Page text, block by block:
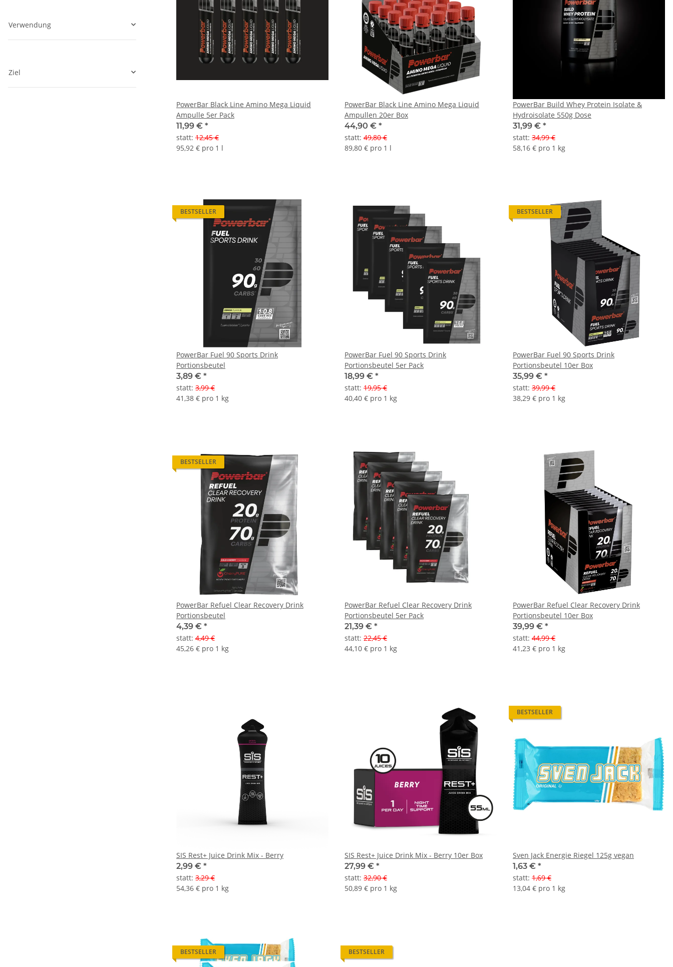
PowerBar Black Line Amino Mega Liquid
Ampulle 5er Pack
11,99 € *
statt: 12,45 €
95,92 € pro 1 l
PowerBar Black Line Amino Mega Liquid
Ampullen 20er Box
44,90 € *
statt: 49,80 €
89,80 € pro 1 l
PowerBar Build Whey Protein Isolate &
Hydroisolate 550g Dose
31,99 € *
statt: 34,99 €
58,16 € pro 1 kg
BESTSELLER
PowerBar Fuel 90 Sports Drink
Portionsbeutel
3,89 € *
statt: 3,99 €
41,38 € pro 1 kg
PowerBar Fuel 90 Sports Drink
Portionsbeutel 5er Pack
18,99 € *
statt: 19,95 €
40,40 € pro 1 kg
BESTSELLER
PowerBar Fuel 90 Sports Drink
Portionsbeutel 10er Box
35,99 € *
statt: 39,99 €
38,29 € pro 1 kg
BESTSELLER
PowerBar Refuel Clear Recovery Drink
Portionsbeutel
4,39 € *
statt: 4,49 €
45,26 € pro 1 kg
PowerBar Refuel Clear Recovery Drink
Portionsbeutel 5er Pack
21,39 € *
statt: 22,45 €
44,10 € pro 1 kg
PowerBar Refuel Clear Recovery Drink
Portionsbeutel 10er Box
39,99 € *
statt: 44,99 €
41,23 € pro 1 kg
SIS Rest+ Juice Drink Mix - Berry
2,99 € *
statt: 3,29 €
54,36 € pro 1 kg
SIS Rest+ Juice Drink Mix - Berry 10er Box
27,99 € *
statt: 32,90 €
50,89 € pro 1 kg
BESTSELLER
Sven Jack Energie Riegel 125g vegan
1,63 € *
statt: 1,69 €
13,04 € pro 1 kg
BESTSELLER BESTSELLER
Verwendung
Ziel